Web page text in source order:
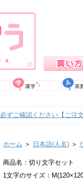
必ずご確認ください【ご注
ホーム ＞ 日本語(人名) ＞
商品名：切り文字セット
1文字のサイズ：